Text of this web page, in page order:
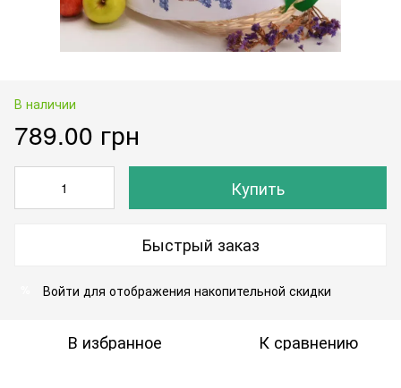
В наличии
789.00 грн
Купить
Быстрый заказ
Войти для отображения накопительной скидки
В избранное К сравнению